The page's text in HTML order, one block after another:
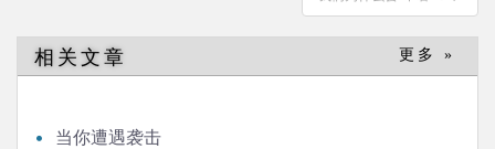
相关文章 更多 »
当你遭遇袭击